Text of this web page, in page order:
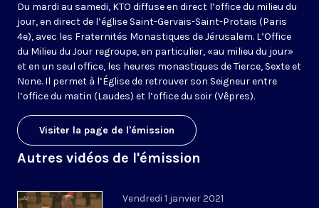
Du mardi au samedi, KTO diffuse en direct l’office du milieu du
jour, en direct de l’église Saint-Gervais-Saint-Protais (Paris
4e), avec les Fraternités Monastiques de Jérusalem. L’Office
du Milieu du Jour regroupe, en particulier, «au milieu du jour»
et en un seul office, les heures monastiques de Tierce, Sexte et
None. Il permet à l’Église de retrouver son Seigneur entre
l’office du matin (Laudes) et l’office du soir (Vêpres).
Visiter la page de l'émission
Autres vidéos de l'émission
Vendredi 1 janvier 2021